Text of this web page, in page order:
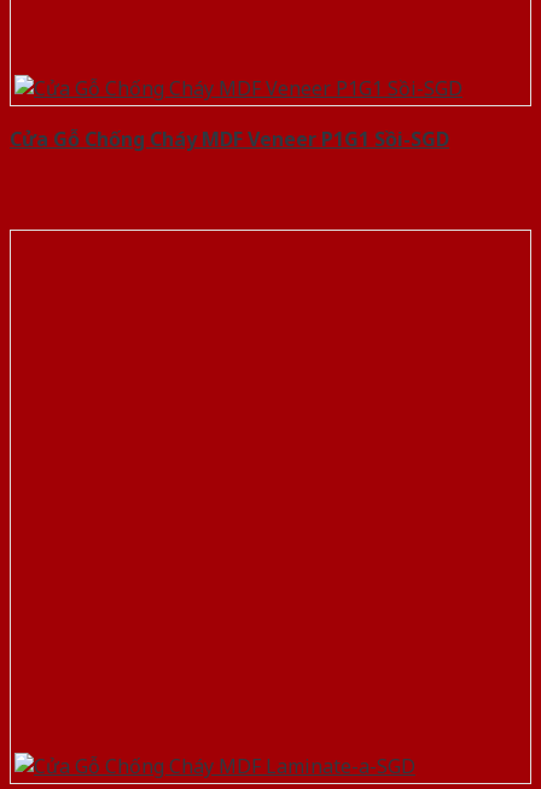
Cửa Gỗ Chống Cháy MDF Veneer P1G1 Sồi-SGD